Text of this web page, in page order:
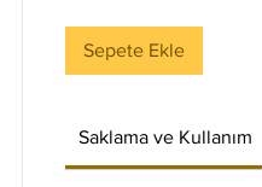
Sepete Ekle
Saklama ve Kullanım